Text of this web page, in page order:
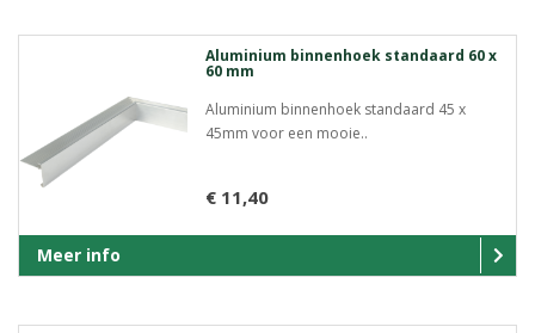
Aluminium binnenhoek standaard 60 x
60 mm
Aluminium binnenhoek standaard 45 x
45mm voor een mooie..
€ 11,40
Meer info